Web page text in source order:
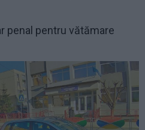
penal pentru vătămare